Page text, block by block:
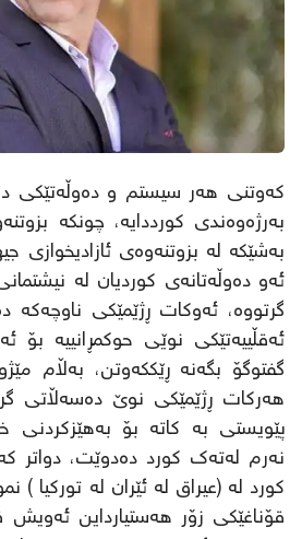
کەوتنی هەر سیستم و دەوڵەتێکی
بەرژەوەندی کورددایە، چونکە
بەشێکە لە بزوتنەوەی ئازادیخوازی
ئەو دەوڵەتانەی کوردیان لە
گرتووە، ئەوکات ڕژێمێکی ناوچەکە
ئەقڵییەتێکی نوێی حوکمڕانییە
گفتوگۆ بگەنە ڕێککەوتن، بەڵام
هەرکات ڕژێمێکی نوێ دەسەڵاتی
پێویستی بە کاتە بۆ بەهێزکردنی
نەرم لەتەک کورد دەدوێت، دواتر
کورد لە (عیراق لە ئێران لە تورکیا )
قۆناغێکی زۆر هەستیارداین